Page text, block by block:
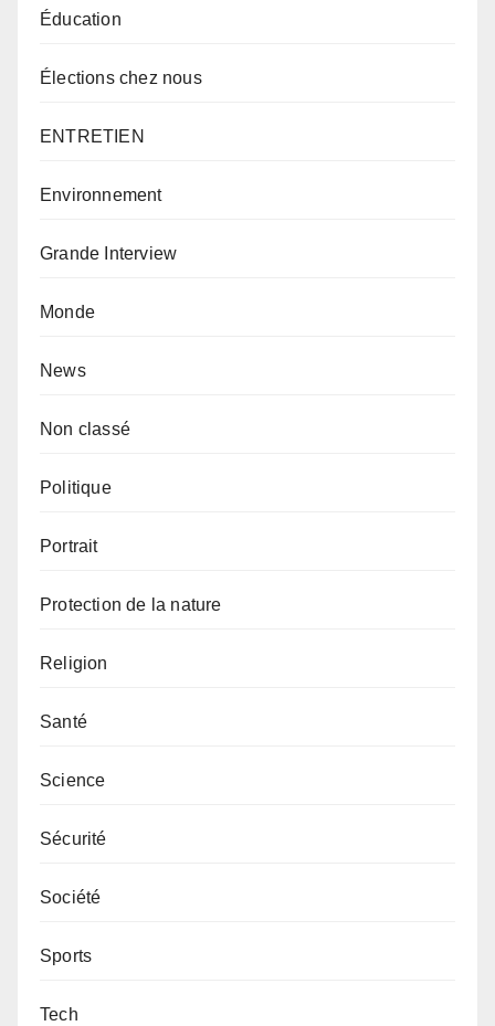
Éducation
Élections chez nous
ENTRETIEN
Environnement
Grande Interview
Monde
News
Non classé
Politique
Portrait
Protection de la nature
Religion
Santé
Science
Sécurité
Société
Sports
Tech